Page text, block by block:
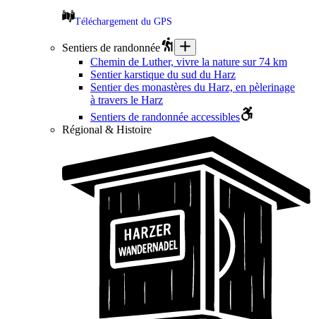
Téléchargement du GPS
Sentiers de randonnée
Chemin de Luther, vivre la nature sur 74 km
Sentier karstique du sud du Harz
Sentier des monastères du Harz, en pèlerinage
à travers le Harz
Sentiers de randonnée accessibles
Régional & Histoire